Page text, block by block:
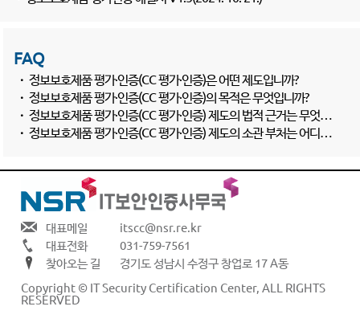
FAQ
· 정보보호제품 평가·인증(CC 평가·인증)은 어떤 제도입니까?
· 정보보호제품 평가·인증(CC 평가·인증)의 목적은 무엇입니까?
· 정보보호제품 평가·인증(CC 평가·인증) 제도의 법적 근거는 무엇입니까?
· 정보보호제품 평가·인증(CC 평가·인증) 제도의 소관 부처는 어디입니까?
Copyright © IT Security Certification Center, ALL RIGHTS
RESERVED